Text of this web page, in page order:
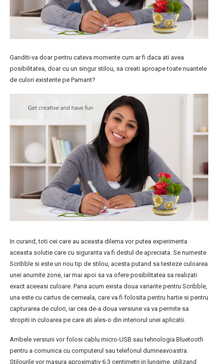
Ganditi-va doar pentru cateva momente cum ar fi daca ati avea
posibilitatea, doar cu un singur stilou, sa creati aproape toate nuantele
de culori existente pe Pamant?
In curand, toti cei care au aceasta dilema vor putea experimenta
aceasta solutie care cu siguranta va fi destul de apreciata. Se numeste
Scribble si este un nou tip de stilou, acesta putand sa testeze culoarea
unei anumite zone, iar mai apoi sa va ofere posibilitatea sa realizati
exact aceeasi culoare. Pana acum exista doua variante pentru Scribble,
una este cu cartus de cerneala, care va fi folosita pentru hartie si pentru
capturarea de culori, iar cea de-a doua versiune va va permite sa
stropiti in culoarea pe care ati ales-o din interiorul unei aplicatii.
Ambele versiuni vor folosi cablu micro-USB sau tehnologia Bluetooth
pentru a comunica cu computerul sau telefonul dumneavoastra.
Stilourile vor masura aproximativ 6.3 centimetri in lungime, utilizand